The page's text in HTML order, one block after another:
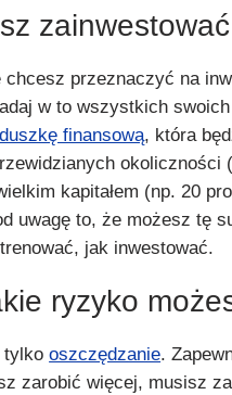
zainwestować
przeznaczyć na
w to wszystkich
finansową, która
okoliczności
kapitałem (np. 20
uwagę to, że możesz tę
jak inwestować.
ryzyko
tylkooszczędzanie.
zarobić więcej, musisz